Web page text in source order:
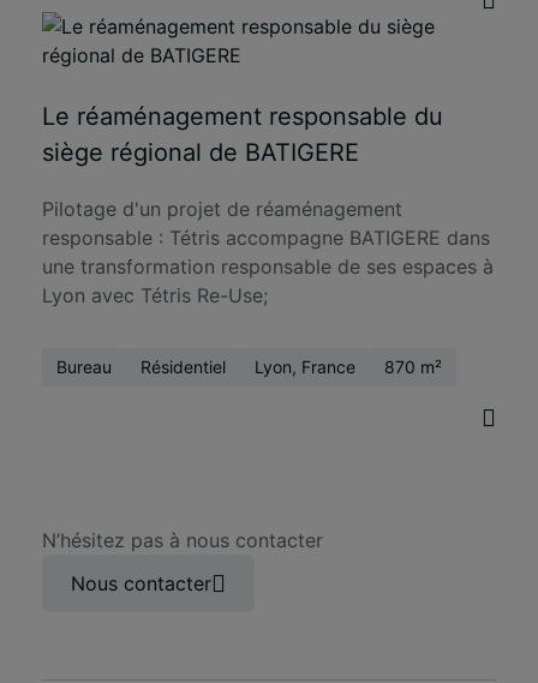
Le réaménagement responsable du
siège régional de BATIGERE
Pilotage d'un projet de réaménagement
responsable : Tétris accompagne BATIGERE dans
une transformation responsable de ses espaces à
Lyon avec Tétris Re-Use;
Bureau Résidentiel Lyon, France 870 m²
N’hésitez pas à nous contacter
Nous contacter